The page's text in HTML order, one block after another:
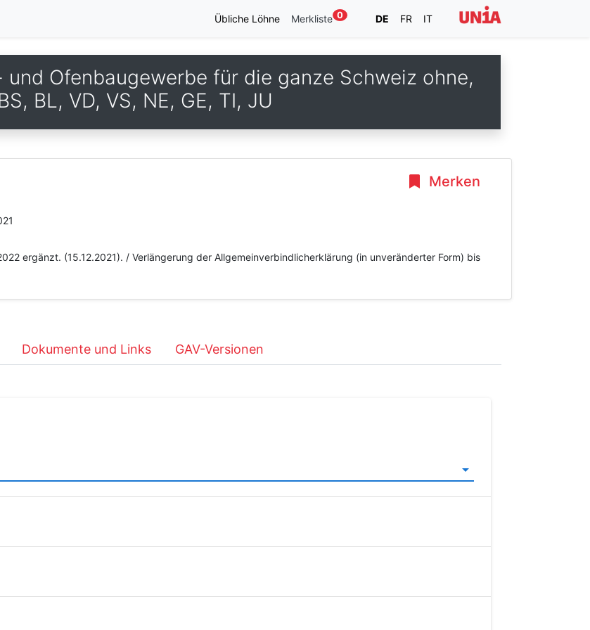
Übliche Löhne Merkliste 0 DE FR IT
und Ofenbaugewerbe für die ganze Schweiz ohne,
BL, VD, VS, NE, GE, TI, JU
Merken
ergänzt. (15.12.2021). / Verlängerung der Allgemeinverbindlicherklärung (in unveränderter Form) bis
Dokumente und Links GAV-Versionen